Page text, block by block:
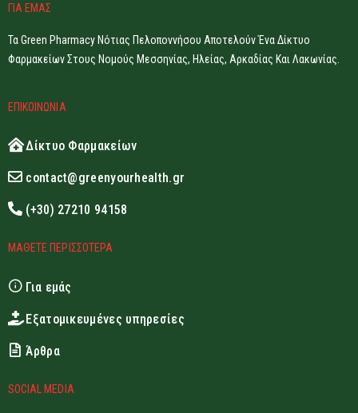
ΓΙΑ ΕΜΑΣ
Τα Green Pharmacy Νότιας Πελοποννήσου Αποτελούν Ένα Δίκτυο
Φαρμακείων Στους Νομούς Μεσσηνίας, Ηλείας, Αρκαδίας Και Λακωνίας.
ΕΠΙΚΟΙΝΩΝΙΑ
Δίκτυο Φαρμακείων
contact@greenyourhealth.gr
(+30) 27210 94158
ΜΑΘΕΤΕ ΠΕΡΙΣΣΟΤΕΡΑ
Για εμάς
Εξατομικευμένες υπηρεσίες
Άρθρα
SOCIAL MEDIA